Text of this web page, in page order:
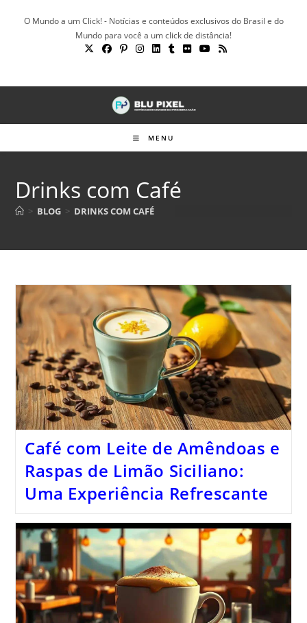
O Mundo a um Click! - Notícias e conteúdos exclusivos do Brasil e do
Mundo para você a um click de distância!
MENU
Drinks com Café
> BLOG > DRINKS COM CAFÉ
Café com Leite de Amêndoas e
Raspas de Limão Siciliano:
Uma Experiência Refrescante